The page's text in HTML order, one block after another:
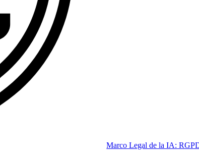
Marco Legal de la IA: